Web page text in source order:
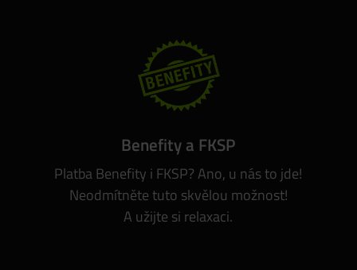
Benefity a FKSP
Platba Benefity i FKSP? Ano, u nás to jde!
Neodmítněte tuto skvělou možnost!
A užijte si relaxaci.